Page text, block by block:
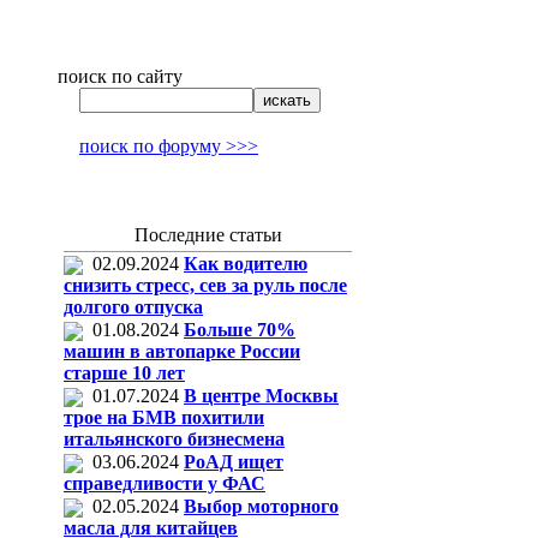
поиск по сайту
поиск по форуму >>>
Последние статьи
02.09.2024 Как водителю
снизить стресс, сев за руль после
долгого отпуска
01.08.2024 Больше 70%
машин в автопарке России
старше 10 лет
01.07.2024 В центре Москвы
трое на БМВ похитили
итальянского бизнесмена
03.06.2024 РоАД ищет
справедливости у ФАС
02.05.2024 Выбор моторного
масла для китайцев